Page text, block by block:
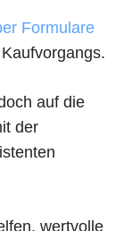
Formulare
auf die
der
wertvolle